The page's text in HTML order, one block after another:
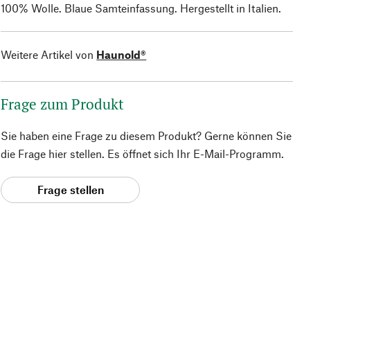
100% Wolle. Blaue Samteinfassung. Hergestellt in Italien.
Weitere Artikel von Haunold®
Frage zum Produkt
Sie haben eine Frage zu diesem Produkt? Gerne können Sie
die Frage hier stellen. Es öffnet sich Ihr E-Mail-Programm.
Frage stellen